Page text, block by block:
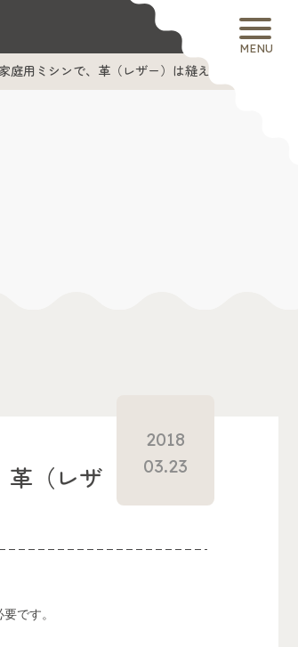
MENU
庭用ミシンで、革（レザー）は縫えますか？
革（レザ
2018
03.23
です。